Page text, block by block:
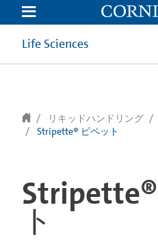
text.skipToContent
text.skipToNavigation
Life Sciences
リキッドハンドリング
Stripette® ピペット
ト